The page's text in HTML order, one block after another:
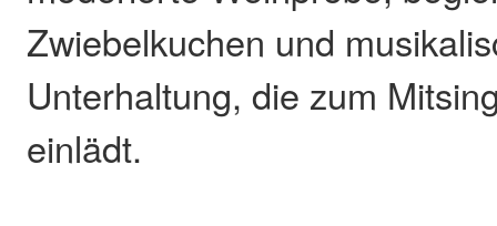
Zwiebelkuchen und
Unterhaltung, die zum
einlädt.